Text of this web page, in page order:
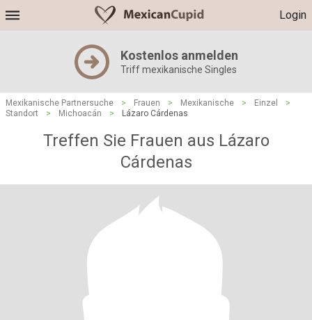
Login
Kostenlos anmelden
Triff mexikanische Singles
Mexikanische Partnersuche > Frauen > Mexikanische > Einzel
>
Standort
> Michoacán > Lázaro Cárdenas
Treffen Sie Frauen aus Lázaro
Cárdenas